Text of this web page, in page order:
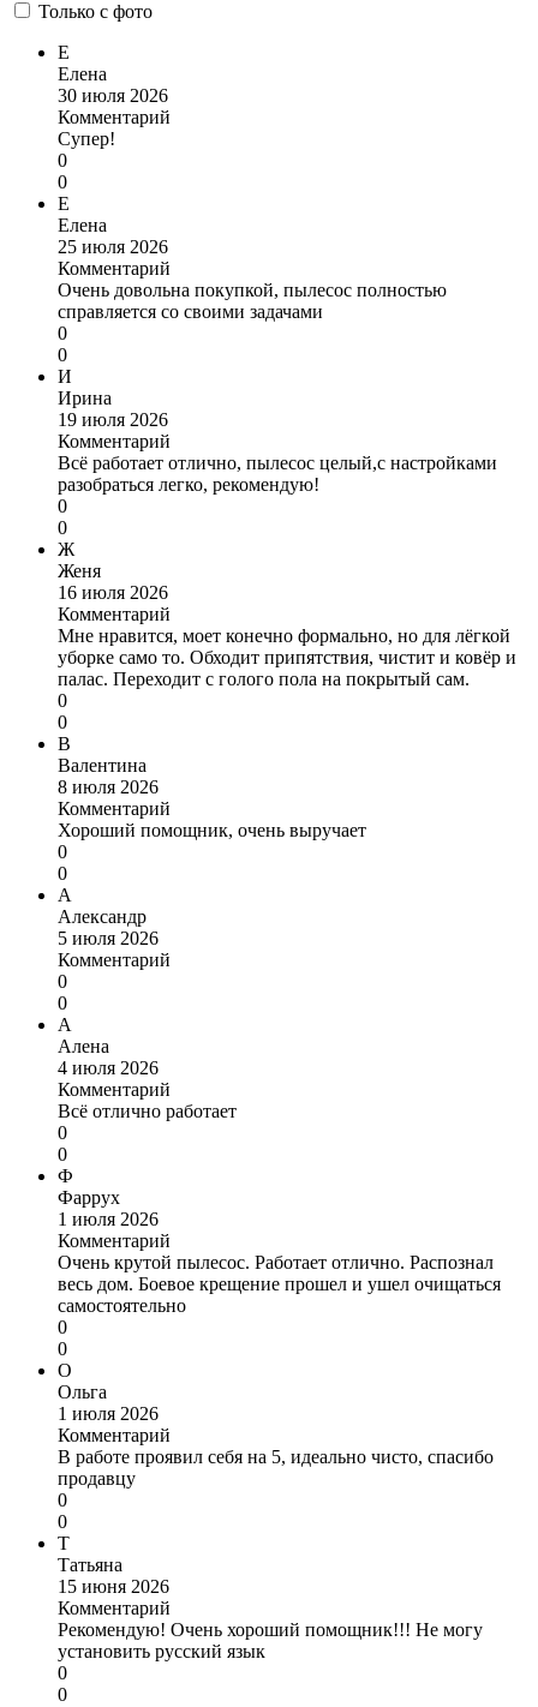
Только с фото
Е
Елена
30 июля 2026
Комментарий
Супер!
0
0
Е
Елена
25 июля 2026
Комментарий
Очень довольна покупкой, пылесос полностью
справляется со своими задачами
0
0
И
Ирина
19 июля 2026
Комментарий
Всё работает отлично, пылесос целый,с настройками
разобраться легко, рекомендую!
0
0
Ж
Женя
16 июля 2026
Комментарий
Мне нравится, моет конечно формально, но для лёгкой
уборке само то. Обходит припятствия, чистит и ковёр и
палас. Переходит с голого пола на покрытый сам.
0
0
В
Валентина
8 июля 2026
Комментарий
Хороший помощник, очень выручает
0
0
А
Александр
5 июля 2026
Комментарий
0
0
А
Алена
4 июля 2026
Комментарий
Всё отлично работает
0
0
Ф
Фаррух
1 июля 2026
Комментарий
Очень крутой пылесос. Работает отлично. Распознал
весь дом. Боевое крещение прошел и ушел очищаться
самостоятельно
0
0
О
Ольга
1 июля 2026
Комментарий
В работе проявил себя на 5, идеально чисто, спасибо
продавцу
0
0
Т
Татьяна
15 июня 2026
Комментарий
Рекомендую! Очень хороший помощник!!! Не могу
установить русский язык
0
0